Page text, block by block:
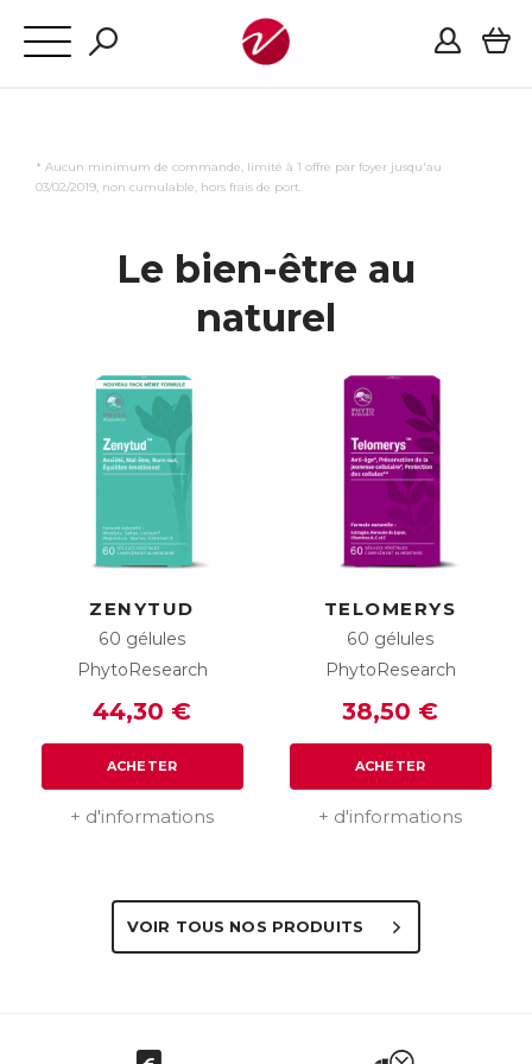
* Aucun minimum de commande, limité à 1 offre par foyer jusqu'au
03/02/2019, non cumulable, hors frais de port.
Le bien-être au
naturel
ZENYTUD
60 gélules
PhytoResearch
44,30 €
ACHETER
+ d'informations
TELOMERYS
60 gélules
PhytoResearch
38,50 €
ACHETER
+ d'informations
VOIR TOUS NOS PRODUITS